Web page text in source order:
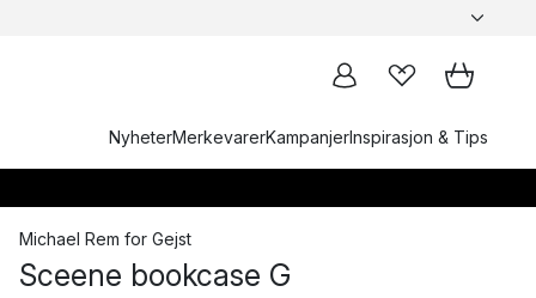
NyheterMerkevarerKampanjerInspirasjon & Tips
Michael Rem for Gejst
Sceene bookcase G